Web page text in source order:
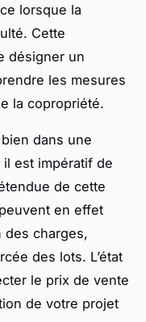
lorsque la
Cette
désigner un
les mesures
la copropriété.
dans une
est impératif de
de cette
en effet
des charges,
des lots. L’état
le prix de vente
de votre projet